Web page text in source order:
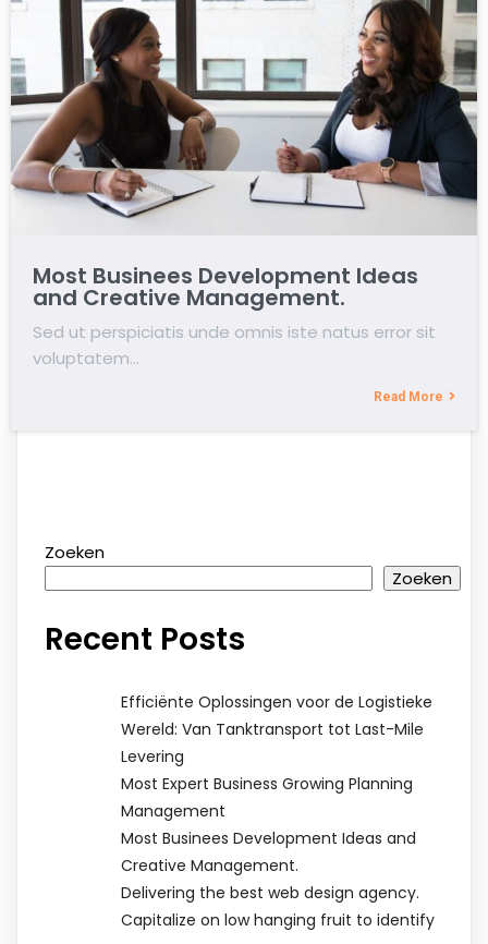
Most Businees Development Ideas
and Creative Management.
Sed ut perspiciatis unde omnis iste natus error sit
voluptatem…
Read More
Zoeken
Zoeken
Recent Posts
Efficiënte Oplossingen voor de Logistieke
Wereld: Van Tanktransport tot Last-Mile
Levering
Most Expert Business Growing Planning
Management
Most Businees Development Ideas and
Creative Management.
Delivering the best web design agency.
Capitalize on low hanging fruit to identify